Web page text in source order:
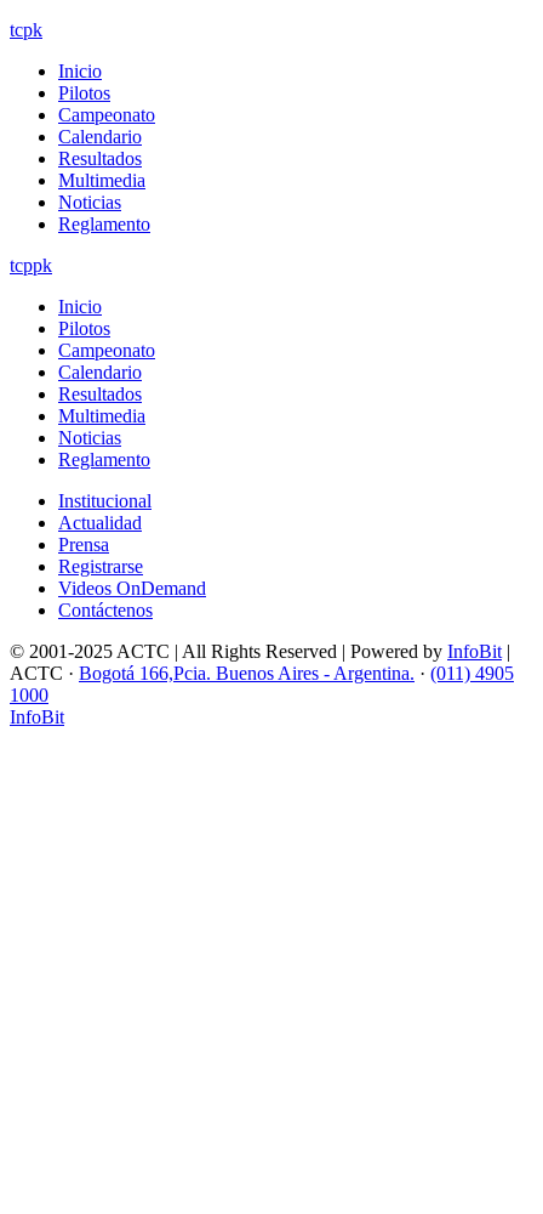
tcpk
Inicio
Pilotos
Campeonato
Calendario
Resultados
Multimedia
Noticias
Reglamento
tcppk
Inicio
Pilotos
Campeonato
Calendario
Resultados
Multimedia
Noticias
Reglamento
Institucional
Actualidad
Prensa
Registrarse
Videos OnDemand
Contáctenos
© 2001-2025 ACTC | All Rights Reserved | Powered by InfoBit |
ACTC · Bogotá 166,Pcia. Buenos Aires - Argentina. · (011) 4905
1000
InfoBit